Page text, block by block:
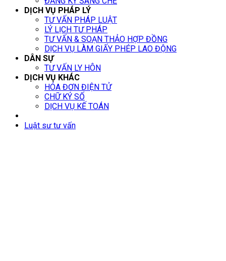
DỊCH VỤ PHÁP LÝ
TƯ VẤN PHÁP LUẬT
LÝ LỊCH TƯ PHÁP
TƯ VẤN & SOẠN THẢO HỢP ĐỒNG
DỊCH VỤ LÀM GIẤY PHÉP LAO ĐỘNG
DÂN SỰ
TƯ VẤN LY HÔN
DỊCH VỤ KHÁC
HÓA ĐƠN ĐIỆN TỬ
CHỮ KÝ SỐ
DỊCH VỤ KẾ TOÁN
Luật sư tư vấn